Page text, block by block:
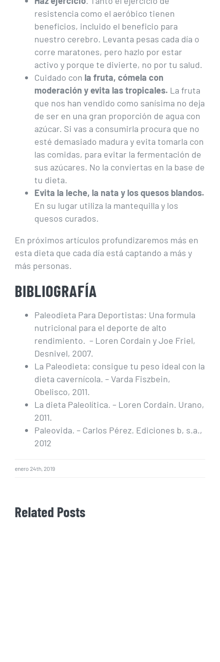
resistencia como el aeróbico tienen
beneficios, incluido el beneficio para
nuestro cerebro. Levanta pesas cada día o
corre maratones, pero hazlo por estar
activo y porque te divierte, no por tu salud.
Cuidado con la fruta, cómela con
moderación y evita las tropicales. La fruta
que nos han vendido como sanísima no deja
de ser en una gran proporción de agua con
azúcar. Si vas a consumirla procura que no
esté demasiado madura y evita tomarla con
las comidas, para evitar la fermentación de
sus azúcares. No la conviertas en la base de
tu dieta.
Evita la leche, la nata y los quesos blandos.
En su lugar utiliza la mantequilla y los
quesos curados.
En próximos artículos profundizaremos más en
esta dieta que cada día está captando a más y
más personas.
BIBLIOGRAFÍA
Paleodieta Para Deportistas: Una formula
nutricional para el deporte de alto
rendimiento. – Loren Cordain y Joe Friel,
Desnivel, 2007.
La Paleodieta: consigue tu peso ideal con la
dieta cavernícola. – Varda Fiszbein,
Obelisco, 2011.
La dieta Paleolítica. – Loren Cordain. Urano,
2011.
Paleovida. – Carlos Pérez. Ediciones b, s.a.,
2012
enero 24th, 2019
Related Posts